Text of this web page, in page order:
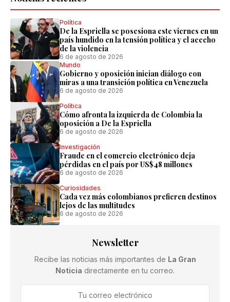
Política
De la Espriella se posesiona este viernes en un
país hundido en la tensión política y el acecho
de la violencia
6 de agosto de 2026
Mundo
Gobierno y oposición inician diálogo con
miras a una transición política en Venezuela
6 de agosto de 2026
Política
Cómo afronta la izquierda de Colombia la
oposición a De la Espriella
6 de agosto de 2026
Investigación
Fraude en el comercio electrónico deja
pérdidas en el país por US$48 millones
6 de agosto de 2026
Curiosidades
Cada vez más colombianos prefieren destinos
lejos de las multitudes
6 de agosto de 2026
Newsletter
Recibe las noticias más importantes de La Gran
Noticia directamente en tu correo.